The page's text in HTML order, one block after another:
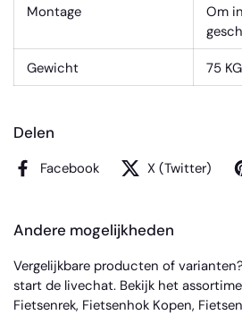
Montage
Om
Gewicht 75 KG
Delen
Facebook X (Twitter)
Andere mogelijkheden
Vergelijkbare producten of
start de livechat. Bekijk het
Fietsenrek, Fietsenhok Kopen,